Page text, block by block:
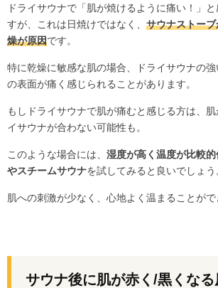
ドライサウナで「肌が焼けるように痛い！」
すが、これは日焼けではなく、 サウナストー
燥が原因です。
特に乾燥に敏感な肌の場合、ドライサウナの
の表面が痛く感じられることがあります。
もしドライサウナで肌が痛むと感じる方は、
イサウナが合わない可能性も。
このような場合には、 湿度が高く温度が比較
やスチームサウナを試してみると良いでしょう
肌への刺激が少なく、心地よく温まることがで
サウナ後に肌が赤く/黒くなる